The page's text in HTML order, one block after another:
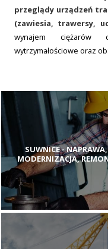
przeglądy urządzeń
(zawiesia, trawersy,
wynajem ciężarów
wytrzymałościowe oraz
SUWNICE - NAPRAWA,
MODERNIZACJA,